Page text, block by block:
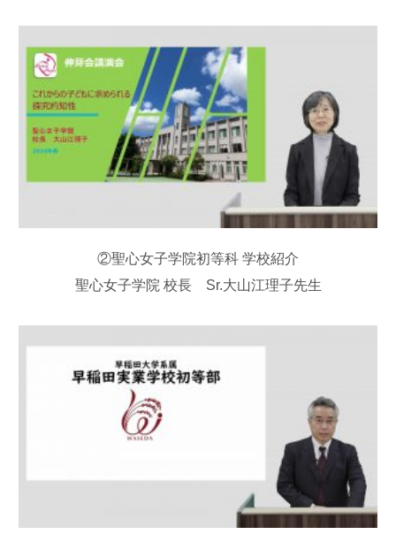
②聖心女子学院初等科 学校紹介
聖心女子学院 校長 Sr.大山江理子先生